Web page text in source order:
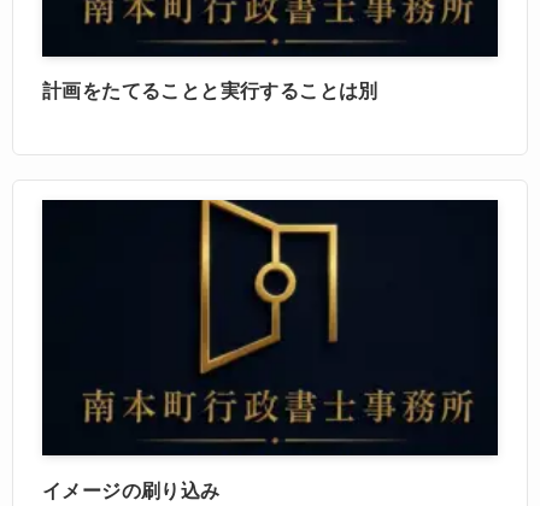
計画をたてることと実行することは別
イメージの刷り込み